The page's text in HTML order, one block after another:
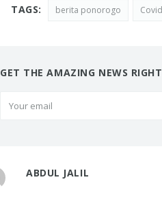
TAGS: berita ponorogo
GET THE AMAZING NEWS
ABDUL JALIL